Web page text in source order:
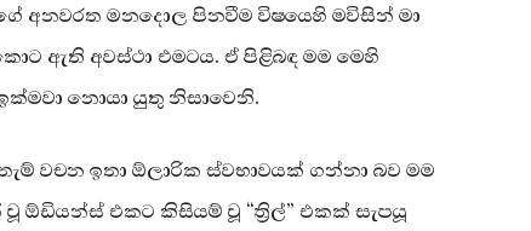
අනවරත මනදොල පිනවීම විෂයෙහි මවිසින් මා
ඇති අවස්ථා එමටය. ඒ පිළිබඳ මම මෙහි
නොයා යුතු නිසාවෙනි.
වචන ඉතා ඕලාරික ස්වභාවයක් ගන්නා බව මම
ඕඩියන්ස් එකට කිසියම් වූ “ත්‍රිල්” එකක් සැපයූ